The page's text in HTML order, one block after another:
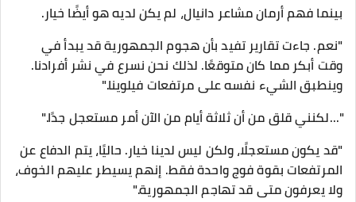
بينما فهم أرمان مشاعر دانيال، لم يكن لديه هو أيضًا خيار.
"نعم. جاءت تقارير تفيد بأن هجوم الجمهورية قد يبدأ في
وقت أبكر مما كان متوقعًا. لذلك نحن نسرع في نشر أفرادنا.
وينطبق الشيء نفسه على مرتفعات فيلوينا."
"...لكنني قلق من أن ثلاثة أيام من الآن أمر مستعجل جدًا."
"قد يكون مستعجلًا، ولكن ليس لدينا خيار. حاليًا، يتم الدفاع عن
المرتفعات بقوة فوج واحدة فقط. إنهم يسيطر عليهم الخوف،
ولا يعرفون متى قد تهاجم الجمهورية."